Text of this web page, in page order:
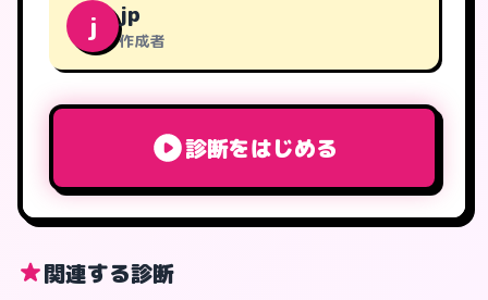
j jp
作成者
診断をはじめる
関連する診断